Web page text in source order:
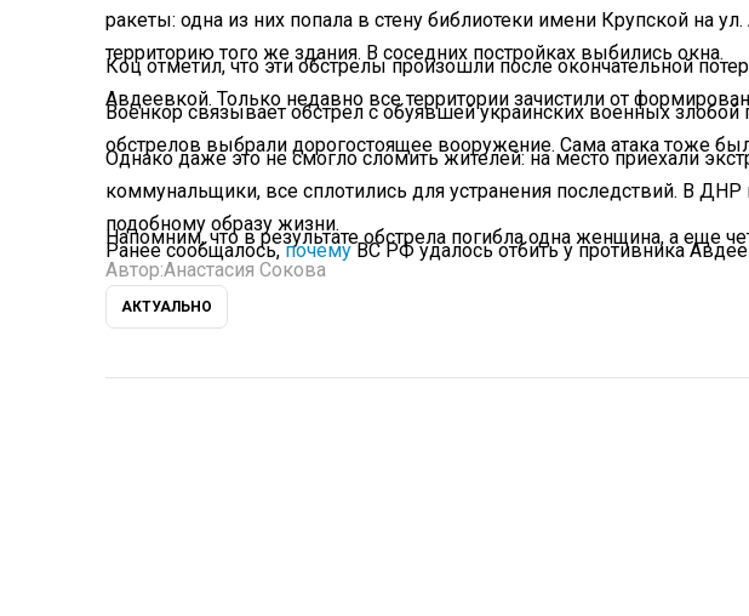
ракеты: одна из них попала в стену библиотеки имени Крупской на ул.
территорию того же здания. В соседних постройках выбились окна.
Коц отметил, что эти обстрелы произошли после окончательной
Авдеевкой. Только недавно все территории зачистили от
Военкор связывает обстрел с обуявшей украинских военных
обстрелов выбрали дорогостоящее вооружение. Сама атака тоже
Однако даже это не смогло сломить жителей: на место приехали
коммунальщики, все сплотились для устранения последствий. В
подобному образу жизни.
Напомним, что в результате обстрела погибла одна женщина, а еще
Ранее сообщалось,почемуВС РФ удалось отбить у противника
Автор:Анастасия Сокова
АКТУАЛЬНО